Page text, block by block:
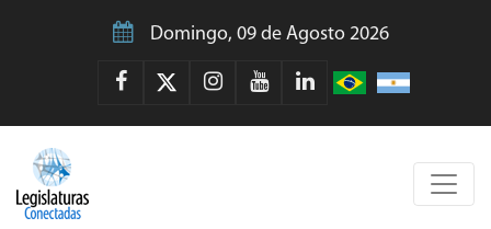
Domingo, 09 de Agosto 2026